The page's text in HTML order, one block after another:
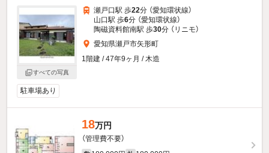
すべての写真
瀬戸口駅 歩22分 （愛知環状線）
山口駅 歩6分 （愛知環状線）
陶磁資料館南駅 歩30分 （リニモ）
愛知県瀬戸市矢形町
1階建 / 47年9ヶ月 / 木造
駐車場あり
18万円
（管理費不要）